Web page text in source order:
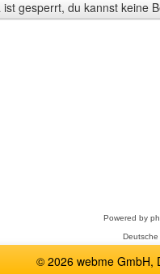
ist gesperrt, du kannst keine
Powered by
© 2026 webme GmbH,